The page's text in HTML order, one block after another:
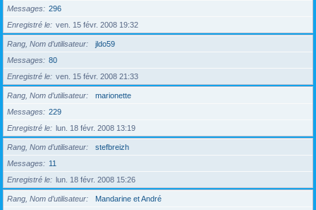
Messages
296
Enregistré le
ven. 15 févr. 2008 19:32
Rang, Nom d’utilisateur
jldo59
Messages
80
Enregistré le
ven. 15 févr. 2008 21:33
Rang, Nom d’utilisateur
marionette
Messages
229
Enregistré le
lun. 18 févr. 2008 13:19
Rang, Nom d’utilisateur
stefbreizh
Messages
11
Enregistré le
lun. 18 févr. 2008 15:26
Rang, Nom d’utilisateur
Mandarine et André